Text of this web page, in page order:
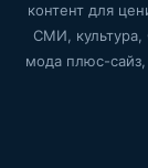
контент для
СМИ, культура,
мода плюс-